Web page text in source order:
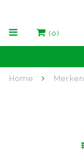
(0)
Home Merken